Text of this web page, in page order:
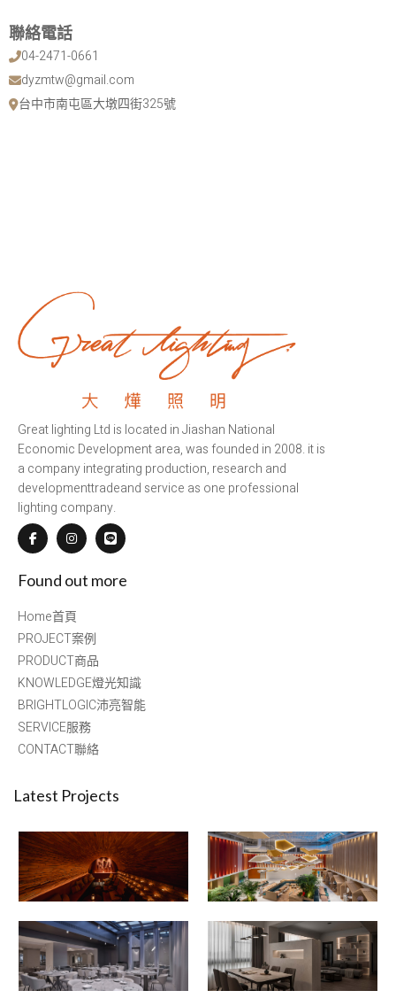
聯絡電話
04-2471-0661
dyzmtw@gmail.com
台中市南屯區大墩四街325號
Great lighting Ltd is located in Jiashan National
Economic Development area, was founded in 2008. it is
a company integrating production, research and
developmenttradeand service as one professional
lighting company.
Found out more
Home首頁
PROJECT案例
PRODUCT商品
KNOWLEDGE燈光知識
BRIGHTLOGIC沛亮智能
SERVICE服務
CONTACT聯絡
Latest Projects